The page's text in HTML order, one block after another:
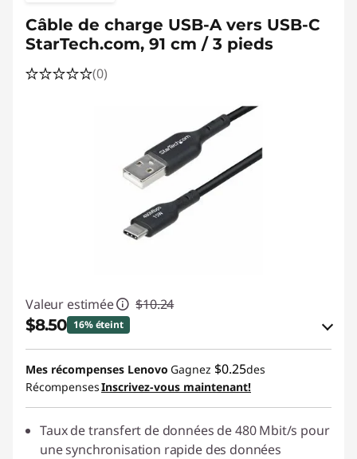
Câble de charge USB-A vers USB-C
StarTech.com, 91 cm / 3 pieds
(0)
Valeur estimée $10.24
$8.50 16% éteint
Économies en bon de réduction en ligne :
-$1.74
Utiliser un bon de réduction en ligne :
STARTECHPROMOCA
Mes récompenses Lenovo Gagnez $0.25des
RécompensesInscrivez-vous maintenant!
Taux de transfert de données de 480 Mbit/s pour
une synchronisation rapide des données